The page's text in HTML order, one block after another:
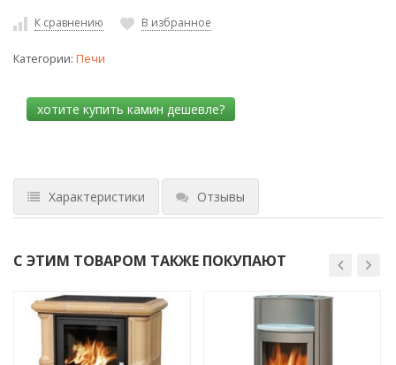
К сравнению В избранное
Категории: Печи
Характеристики Отзывы
С ЭТИМ ТОВАРОМ ТАКЖЕ ПОКУПАЮТ